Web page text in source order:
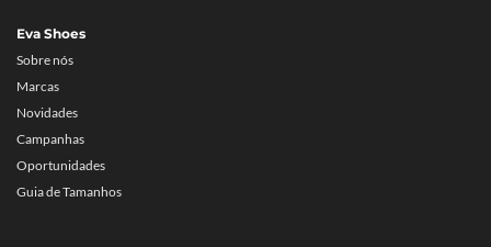
Eva Shoes
Sobre nós
Marcas
Novidades
Campanhas
Oportunidades
Guia de Tamanhos